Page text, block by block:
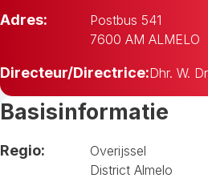
Adres:
Postbus 541
7600 AM ALMELO
Directeur/Directrice:Dhr. W.
Basisinformatie
Regio:
Overijssel
District Almelo